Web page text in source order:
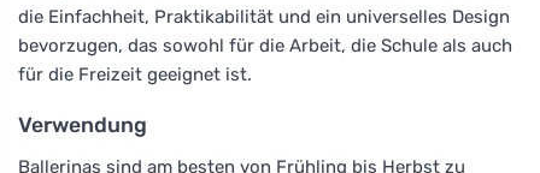
die Einfachheit, Praktikabilität und ein universelles Design
bevorzugen, das sowohl für die Arbeit, die Schule als auch
für die Freizeit geeignet ist.
Verwendung
Ballerinas sind am besten von Frühling bis Herbst zu